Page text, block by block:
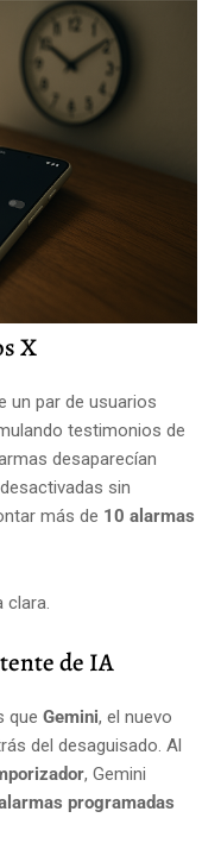
X
un par de usuarios
testimonios de
desaparecían
sin
más de 10 alarmas
clara.
de IA
que Gemini, el nuevo
del desaguisado. Al
, Gemini
programadas